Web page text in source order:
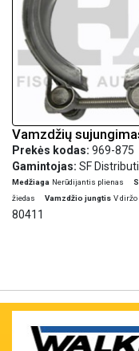
Vamzdžių
Prekės kodas: 969-875
Gamintojas: SF
Medžiaga Nerūdijantis plienas
žiedas
Vamzdžio jungtis V
80411